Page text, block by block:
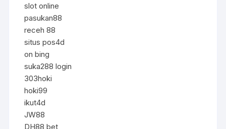
slot online
pasukan88
receh 88
situs pos4d
on bing
suka288 login
303hoki
hoki99
ikut4d
JW88
DH88 bet